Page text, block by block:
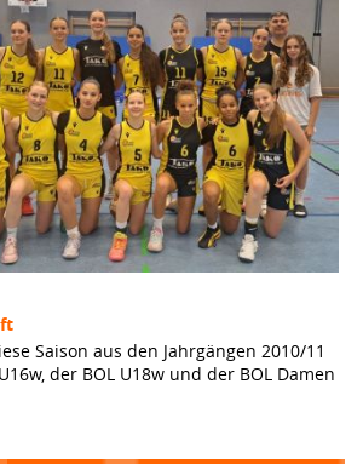
Saison aus den Jahrgängen 2010/11
der BOL U18w und der BOL Damen